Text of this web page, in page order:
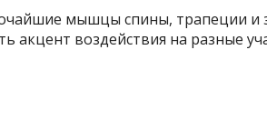
мышцы спины, трапеции и
акцент воздействия на разные